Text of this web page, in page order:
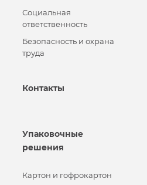
Социальная
ответственность
Безопасность и охрана
труда
Контакты
Упаковочные
решения
Картон и гофрокартон